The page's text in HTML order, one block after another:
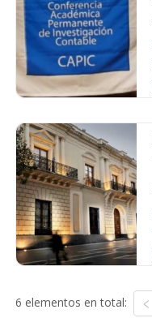
6 elementos en total: